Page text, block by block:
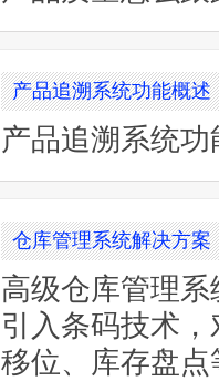
产品追溯系统功能概述
产品追溯系统功
仓库管理系统解决方案
高级仓库管理
引入条码技术
移位、库存盘